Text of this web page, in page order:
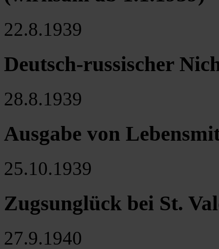
22.8.1939
Deutsch-russischer
28.8.1939
Ausgabe von
25.10.1939
Zugsunglück bei St.
27.9.1940